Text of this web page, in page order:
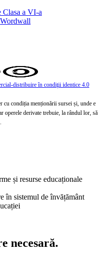
Clasa a VI-a
Wordwall
distribuire în condiţii identice 4.0
cu condiția menționării sursei și, unde e
operele derivate trebuie, la rândul lor, să
și resurse educaționale
în sistemul de învățământ
necesară.